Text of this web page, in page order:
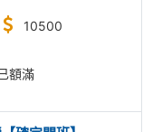
10500
額滿